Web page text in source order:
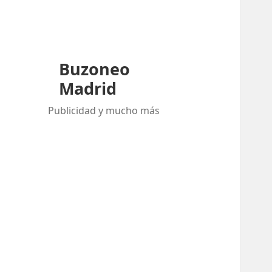
Buzoneo
Madrid
Publicidad y mucho más